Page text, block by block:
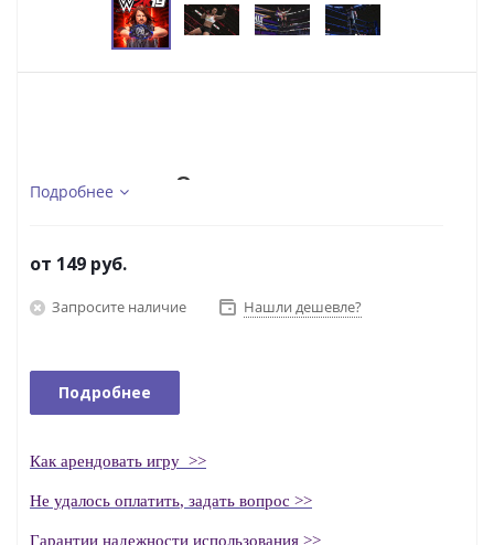
Описание...
Подробнее
от 149 руб.
Запросите наличие Нашли дешевле?
Подробнее
Как арендовать игру >>
Не удалось оплатить, задать вопрос >>
Гарантии надежности использования >>